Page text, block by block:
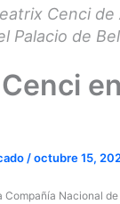
Cenci
Palacio de
/octubre 15,
Compañía Nacional